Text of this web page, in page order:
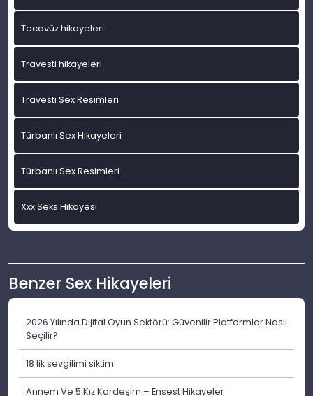
Tecavüz hikayeleri
Travesti hikayeleri
Travesti Sex Resimleri
Türbanlı Sex Hikayeleri
Türbanlı Sex Resimleri
Xxx Seks Hikayesi
Benzer Sex Hikayeleri
2026 Yılında Dijital Oyun Sektörü: Güvenilir Platformlar Nasıl
Seçilir?
18 lik sevgilimi siktim
Annem Ve 5 Kız Kardeşim – Ensest Hikayeler